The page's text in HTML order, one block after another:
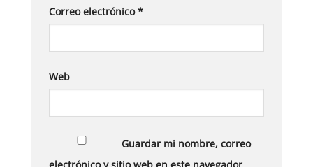
Correo electrónico*
Web
Guardar mi nombre, correo